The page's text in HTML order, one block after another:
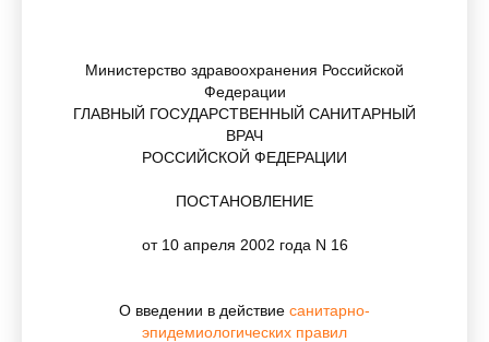
Министерство здравоохранения Российской
Федерации
ГЛАВНЫЙ ГОСУДАРСТВЕННЫЙ САНИТАРНЫЙ
ВРАЧ
РОССИЙСКОЙ ФЕДЕРАЦИИ
ПОСТАНОВЛЕНИЕ
от 10 апреля 2002 года N 16
О введении в действие санитарно-
эпидемиологических правил